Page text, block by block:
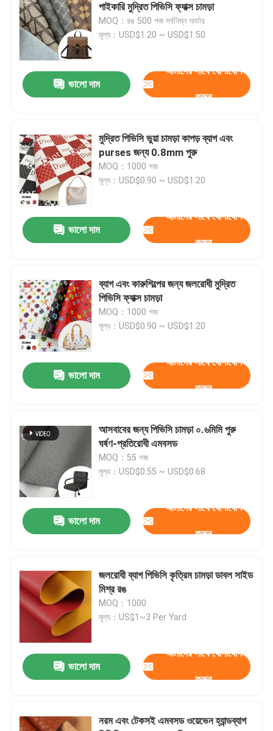
পণ্য
আমাদের সম্পর্কে
কারখানা ভ্রমণ
আমাদের সাথে যোগাযোগ করুন
উদ্ধৃতির জন্য আবেদন
পিভিসি ফ্যাক্স লেদার
মাইক্রোফাইবার চামড়া উপাদান
প্যাকেজিং চামড়া
সিলিকন চামড়া কাপড়
পাইকারি মুদ্রিত পিভিসি ফ্যাক্স চামড়া
MOQ：রঙ 500 গজ সর্বনিম্ন অর্ডার
মূল্য：USD$1.20 ~ USD$1.50
ভালো দাম
আমাদের সাথে যোগাযোগ
করুন
মুদ্রিত পিভিসি ভুয়া চামড়া কাপড় ব্যাগ এবং
purses জন্য 0.8mm পুরু
MOQ：1000 গজ
মূল্য：USD$0.90 ~ USD$1.20
ভালো দাম
আমাদের সাথে যোগাযোগ
করুন
ব্যাগ এবং কারুশিল্পের জন্য জলরোধী মুদ্রিত
পিভিসি ফ্যাক্স চামড়া
MOQ：1000 গজ
মূল্য：USD$0.90 ~ USD$1.20
ভালো দাম
আমাদের সাথে যোগাযোগ
করুন
আসবাবের জন্য পিভিসি চামড়া ০.৬মিমি পুরু
ঘর্ষণ-প্রতিরোধী এমবসড
MOQ：55 গজ
মূল্য：USD$0.55 ~ USD$0.68
ভালো দাম
আমাদের সাথে যোগাযোগ
করুন
জলরোধী ব্যাগ পিভিসি কৃত্রিম চামড়া ডাবল সাইড
মিশ্র রঙ
MOQ：1000
মূল্য：US$1~3 Per Yard
ভালো দাম
আমাদের সাথে যোগাযোগ
করুন
নরম এবং টেকসই এমবসড ওয়েভেন হ্যান্ডব্যাগ